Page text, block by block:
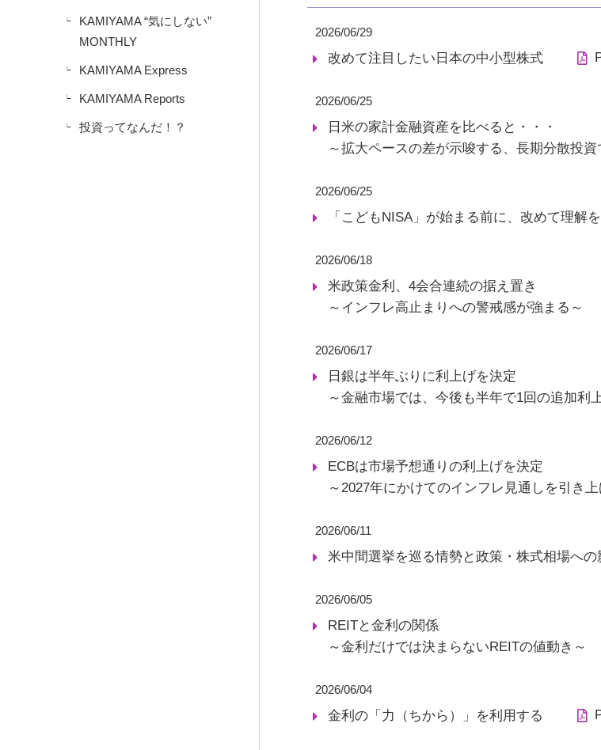
KAMIYAMA “気にしない”
MONTHLY
KAMIYAMA Express
KAMIYAMA Reports
投資ってなんだ！？
2026/06/29
改めて注目したい日本の中小型株式
2026/06/25
日米の家計金融資産を比べると・・・
～拡大ペースの差が示唆する、長期分散投
2026/06/25
「こどもNISA」が始まる前に、改めて理解
2026/06/18
米政策金利、4会合連続の据え置き
～インフレ高止まりへの警戒感が強まる～
2026/06/17
日銀は半年ぶりに利上げを決定
～金融市場では、今後も半年で1回の追加利
2026/06/12
ECBは市場予想通りの利上げを決定
～2027年にかけてのインフレ見通しを引き
2026/06/11
米中間選挙を巡る情勢と政策・株式相場への
2026/06/05
REITと金利の関係
～金利だけでは決まらないREITの値動き～
2026/06/04
金利の「力（ちから）」を利用する